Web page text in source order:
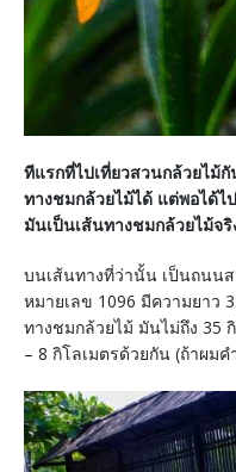
ทีแรกที่ไปเที่ยวสวนกล้วยไม้
ทางชมกล้วยไม้ได้ แต่พอได้ไ
มันเป็นเส้นทางชมกล้วยไม้จริ
บนเส้นทางที่ว่านั้น เป็นถนนส
หมายเลข 1096 มีความยาว
ทางชมกล้วยไม้ มันไม่ถึง 35
– 8 กิโลเมตรด้วยกัน (ถ้าผม